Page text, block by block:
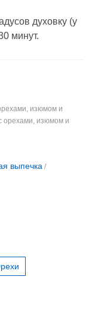
духовку (у
минут.
изюмом и
орехами, изюмом и
выпечка /